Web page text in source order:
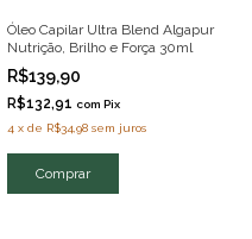
Óleo Capilar Ultra Blend Algapur
Nutrição, Brilho e Força 30ml
R$139,90
R$132,91 com Pix
4 x de R$34,98 sem juros